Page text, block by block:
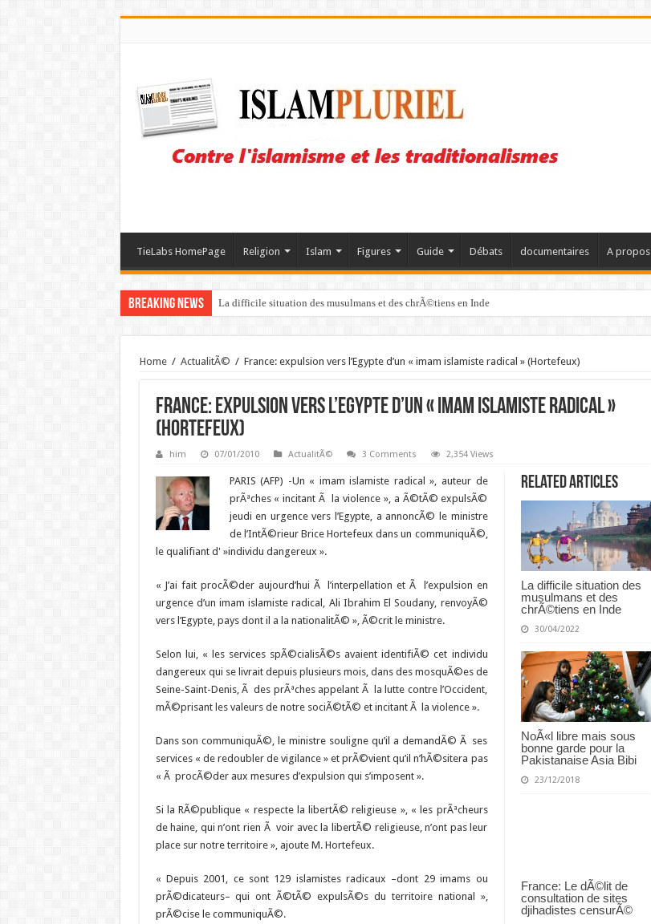
TieLabs HomePage Religion Islam Figures Guide Débats documentaires A propos
Breaking News La difficile situation des musulmans et des chrÃ©tiens en Inde
Home / ActualitÃ© / France: expulsion vers l’Egypte d’un « imam islamiste radical » (Hortefeux)
France: expulsion vers l’Egypte d’un « imam islamiste radical »
(Hortefeux)
him 07/01/2010 ActualitÃ© 3 Comments 2,354 Views
Related Articles
La difficile situation des
musulmans et des
chrÃ©tiens en Inde
30/04/2022
NoÃ«l libre mais sous
bonne garde pour la
Pakistanaise Asia Bibi
23/12/2018
France: Le dÃ©lit de
consultation de sites
djihadistes censurÃ©
PARIS (AFP) -Un « imam islamiste radical », auteur de
prÃªches « incitant Ã la violence », a Ã©tÃ© expulsÃ©
jeudi en urgence vers l’Egypte, a annoncÃ© le ministre
de l’IntÃ©rieur Brice Hortefeux dans un communiquÃ©,
le qualifiant d' »individu dangereux ».
« J’ai fait procÃ©der aujourd’hui Ã l’interpellation et Ã l’expulsion en
urgence d’un imam islamiste radical, Ali Ibrahim El Soudany, renvoyÃ©
vers l’Egypte, pays dont il a la nationalitÃ© », Ã©crit le ministre.
Selon lui, « les services spÃ©cialisÃ©s avaient identifiÃ© cet individu
dangereux qui se livrait depuis plusieurs mois, dans des mosquÃ©es de
Seine-Saint-Denis, Ã des prÃªches appelant Ã la lutte contre l’Occident,
mÃ©prisant les valeurs de notre sociÃ©tÃ© et incitant Ã la violence ».
Dans son communiquÃ©, le ministre souligne qu’il a demandÃ© Ã ses
services « de redoubler de vigilance » et prÃ©vient qu’il n’hÃ©sitera pas
« Ã procÃ©der aux mesures d’expulsion qui s’imposent ».
Si la RÃ©publique « respecte la libertÃ© religieuse », « les prÃªcheurs
de haine, qui n’ont rien Ã voir avec la libertÃ© religieuse, n’ont pas leur
place sur notre territoire », ajoute M. Hortefeux.
« Depuis 2001, ce sont 129 islamistes radicaux –dont 29 imams ou
prÃ©dicateurs– qui ont Ã©tÃ© expulsÃ©s du territoire national »,
prÃ©cise le communiquÃ©.